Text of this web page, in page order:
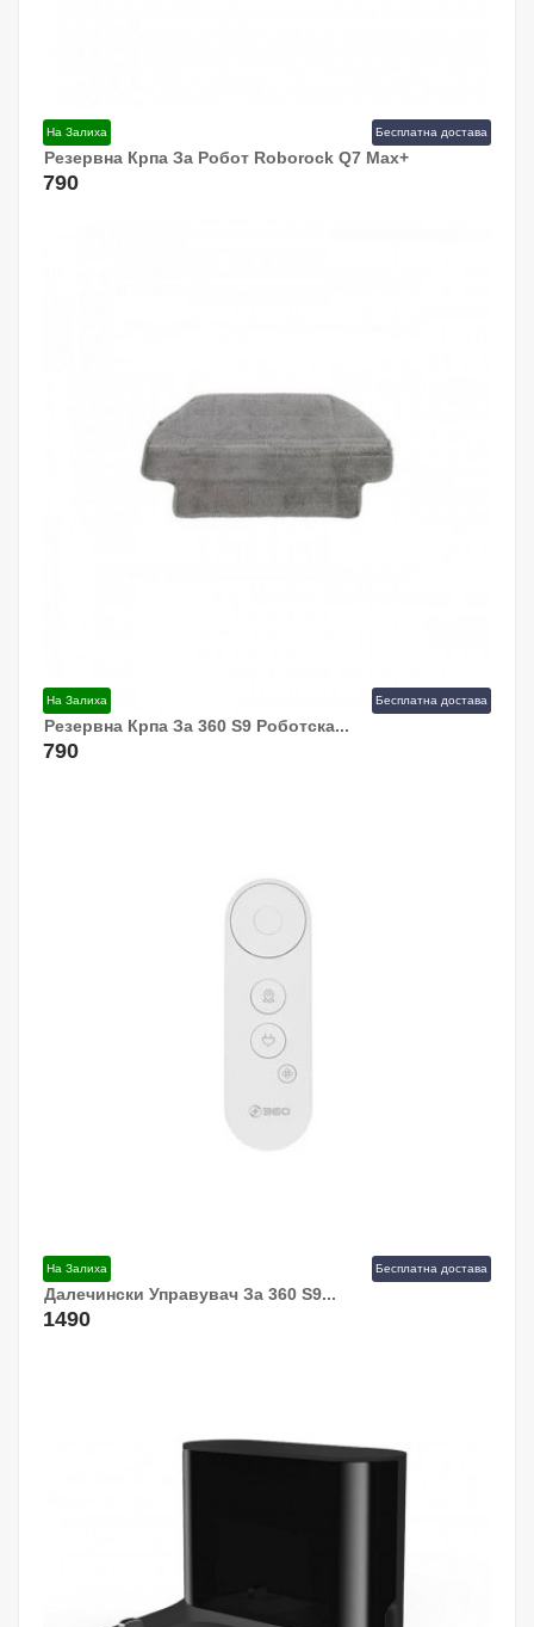
На Залиха Бесплатна достава
Резервна Крпа За Робот Roborock Q7 Max+
790
Додај Во Кошница!
На Залиха Бесплатна достава
Резервна Крпа За 360 S9 Роботска...
790
Додај Во Кошница!
На Залиха Бесплатна достава
Далечински Управувач За 360 S9...
1490
Додај Во Кошница!